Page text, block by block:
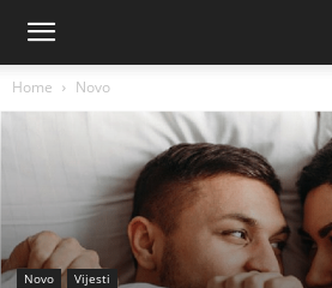
Home Novo
Novo Vijesti